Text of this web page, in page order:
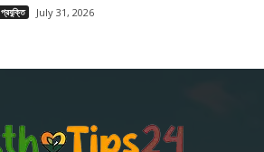
প্রযুক্তি July 31, 2026